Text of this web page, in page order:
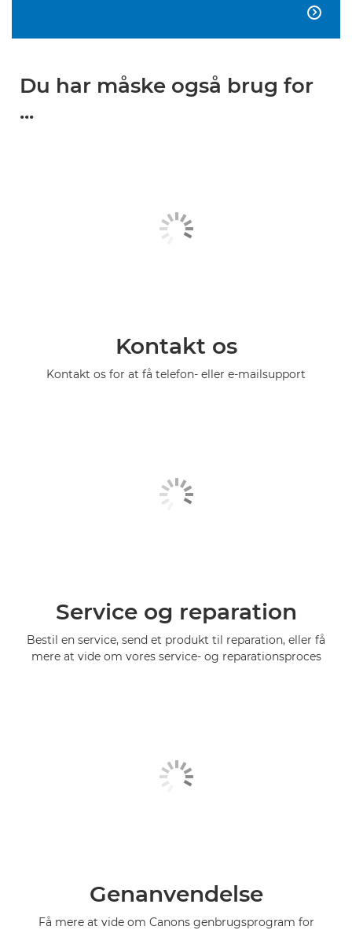

Du har måske også brug for
...
Kontakt os
Kontakt os for at få telefon- eller e-mailsupport
Service og reparation
Bestil en service, send et produkt til reparation, eller få
mere at vide om vores service- og reparationsproces
Genanvendelse
Få mere at vide om Canons genbrugsprogram for